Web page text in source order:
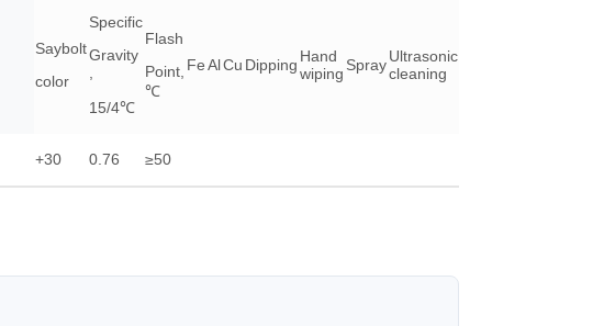
Saybolt
color
Specific
Gravity
15/4℃
Flash
Point,
℃
FeAlCu Dipping Hand
wiping SprayUltrasonic
cleaning
+30 0.76 ≥50